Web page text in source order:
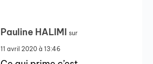
Pauline HALIMI sur
11 avril 2020 à 13:46